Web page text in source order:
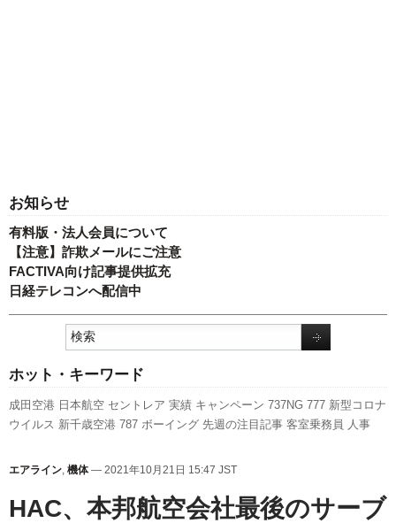
お知らせ
有料版・法人会員について
【注意】詐欺メールにご注意
FACTIVA向け記事提供拡充
日経テレコンへ配信中
ホット・キーワード
成田空港 日本航空 セントレア 実績 キャンペーン 737NG 777 新型コロナ
ウイルス 新千歳空港 787 ボーイング 先週の注目記事 客室乗務員 人事
岡空港 発着回数 スカイマーク 国交省航空局
グス 国交省
エアライン, 機体— 2021年10月21日 15:47 JST
HAC、本邦航空会社最後のサーブ